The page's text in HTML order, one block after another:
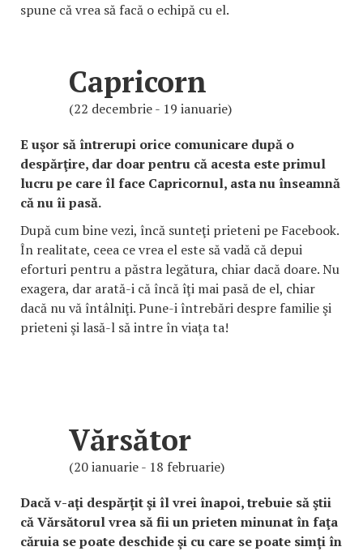
spune că vrea să facă o echipă cu el.
Capricorn
(22 decembrie - 19 ianuarie)
E uşor să întrerupi orice comunicare după o
despărţire, dar doar pentru că acesta este primul
lucru pe care îl face Capricornul, asta nu înseamnă
că nu îi pasă.
După cum bine vezi, încă sunteţi prieteni pe Facebook.
În realitate, ceea ce vrea el este să vadă că depui
eforturi pentru a păstra legătura, chiar dacă doare. Nu
exagera, dar arată-i că încă îţi mai pasă de el, chiar
dacă nu vă întâlniţi. Pune-i întrebări despre familie şi
prieteni şi lasă-l să intre în viaţa ta!
Vărsător
(20 ianuarie - 18 februarie)
Dacă v-aţi despărţit şi îl vrei înapoi, trebuie să ştii
că Vărsătorul vrea să fii un prieten minunat în faţa
căruia se poate deschide şi cu care se poate simţi în